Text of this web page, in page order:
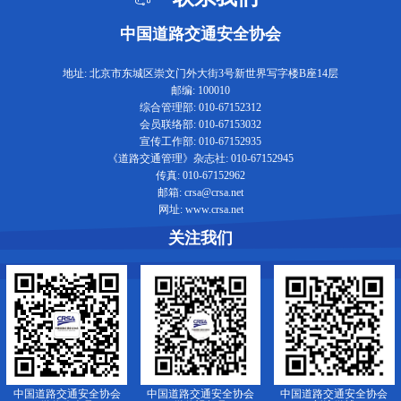
中国道路交通安全协会
地址: 北京市东城区崇文门外大街3号新世界写字楼B座14层
邮编: 100010
综合管理部: 010-67152312
会员联络部: 010-67153032
宣传工作部: 010-67152935
《道路交通管理》杂志社: 010-67152945
传真: 010-67152962
邮箱: crsa@crsa.net
网址: www.crsa.net
关注我们
中国道路交通安全协会
中国道路交通安全协会
中国道路交通安全协会